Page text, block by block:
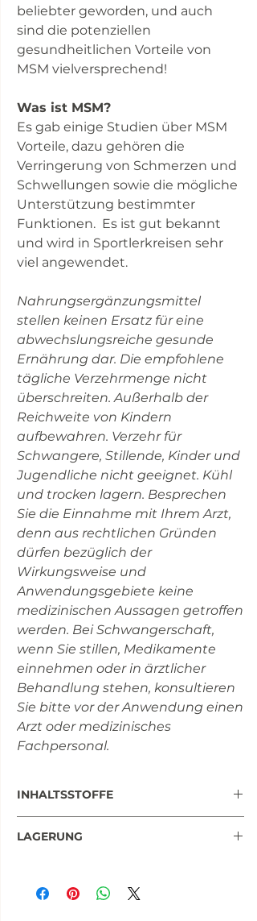
beliebter geworden, und auch
sind die potenziellen
gesundheitlichen Vorteile von
MSM vielversprechend!
Was ist MSM?
Es gab einige Studien über MSM
Vorteile, dazu gehören die
Verringerung von Schmerzen und
Schwellungen sowie die mögliche
Unterstützung bestimmter
Funktionen. Es ist gut bekannt
und wird in Sportlerkreisen sehr
viel angewendet.
Nahrungsergänzungsmittel
stellen keinen Ersatz für eine
abwechslungsreiche gesunde
Ernährung dar. Die empfohlene
tägliche Verzehrmenge nicht
überschreiten. Außerhalb der
Reichweite von Kindern
aufbewahren. Verzehr für
Schwangere, Stillende, Kinder und
Jugendliche nicht geeignet. Kühl
und trocken lagern. Besprechen
Sie die Einnahme mit Ihrem Arzt,
denn aus rechtlichen Gründen
dürfen bezüglich der
Wirkungsweise und
Anwendungsgebiete keine
medizinischen Aussagen getroffen
werden. Bei Schwangerschaft,
wenn Sie stillen, Medikamente
einnehmen oder in ärztlicher
Behandlung stehen, konsultieren
Sie bitte vor der Anwendung einen
Arzt oder medizinisches
Fachpersonal.
INHALTSSTOFFE
(= 0% NRV*). Dieses Produkt enthält
Überzugsmittel: Hydroxyprophyl­
LAGERUNG
aufbewahren. Trocken und kühl lagern.